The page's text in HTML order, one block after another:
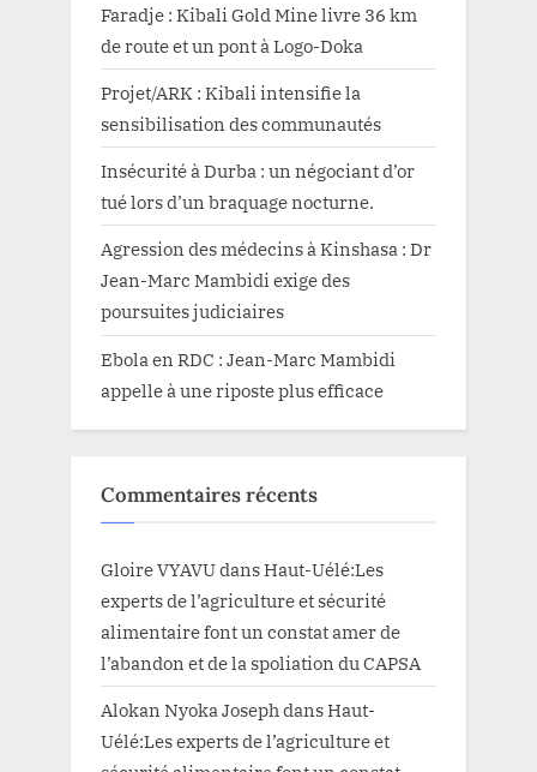
Faradje : Kibali Gold Mine livre 36 km
de route et un pont à Logo-Doka
Projet/ARK : Kibali intensifie la
sensibilisation des communautés
Insécurité à Durba : un négociant d’or
tué lors d’un braquage nocturne.
Agression des médecins à Kinshasa : Dr
Jean-Marc Mambidi exige des
poursuites judiciaires
Ebola en RDC : Jean-Marc Mambidi
appelle à une riposte plus efficace
Commentaires récents
Gloire VYAVUdansHaut-Uélé:Les
experts de l’agriculture et sécurité
alimentaire font un constat amer de
l’abandon et de la spoliation du CAPSA
Alokan Nyoka JosephdansHaut-
Uélé:Les experts de l’agriculture et